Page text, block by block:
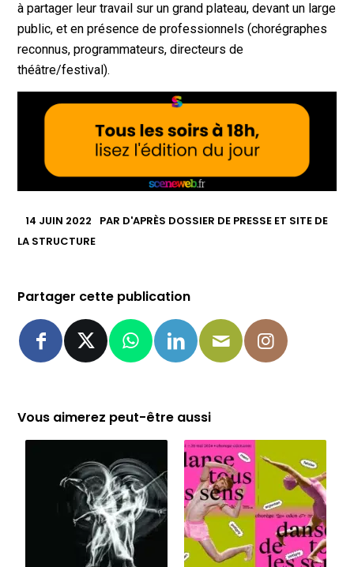
à partager leur travail sur un grand plateau, devant un large
public, et en présence de professionnels (chorégraphes
reconnus, programmateurs, directeurs de
théâtre/festival).
14 JUIN 2022 PAR D'APRÈS DOSSIER DE PRESSE ET SITE DE
LA STRUCTURE
Partager cette publication
Vous aimerez peut-être aussi